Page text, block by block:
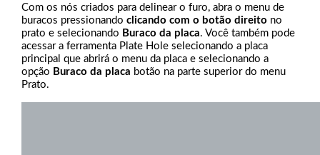
Com os nós criados para delinear o furo, abra o menu de
buracos pressionando clicando com o botão direito no
prato e selecionando Buraco da placa. Você também pode
acessar a ferramenta Plate Hole selecionando a placa
principal que abrirá o menu da placa e selecionando a
opção Buraco da placa botão na parte superior do menu
Prato.